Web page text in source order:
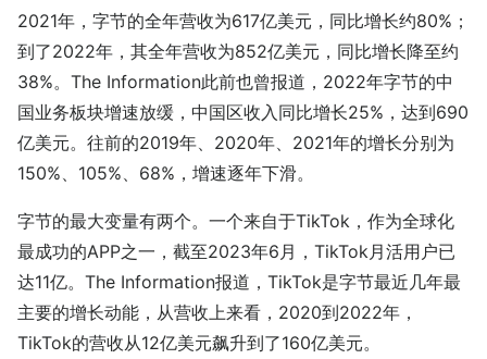
2021年，字节的全年营收为617亿美元，同比增长约80%；
到了2022年，其全年营收为852亿美元，同比增长降至约
38%。The Information此前也曾报道，2022年字节的中
国业务板块增速放缓，中国区收入同比增长25%，达到690
亿美元。往前的2019年、2020年、2021年的增长分别为
150%、105%、68%，增速逐年下滑。
字节的最大变量有两个。一个来自于TikTok，作为全球化
最成功的APP之一，截至2023年6月，TikTok月活用户已
达11亿。The Information报道，TikTok是字节最近几年最
主要的增长动能，从营收上来看，2020到2022年，
TikTok的营收从12亿美元飙升到了160亿美元。